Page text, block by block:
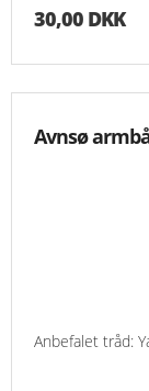
30,00 DKK
Avnsø
Anbefalet tråd: